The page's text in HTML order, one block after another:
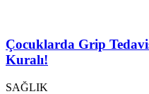
Çocuklarda Grip
Kuralı!
SAĞLIK